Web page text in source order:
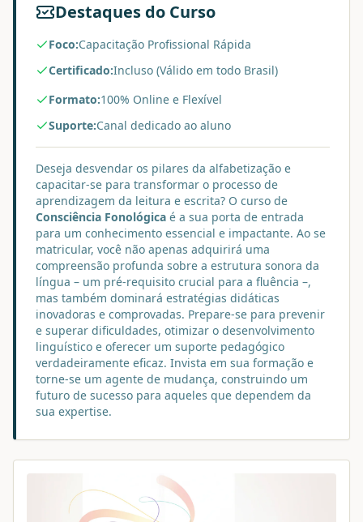
Destaques do Curso
Foco:Capacitação Profissional Rápida
Certificado:Incluso (Válido em todo Brasil)
Formato:100% Online e Flexível
Suporte:Canal dedicado ao aluno
Deseja desvendar os pilares da alfabetização e
capacitar-se para transformar o processo de
aprendizagem da leitura e escrita? O curso de
Consciência Fonológica é a sua porta de entrada
para um conhecimento essencial e impactante. Ao se
matricular, você não apenas adquirirá uma
compreensão profunda sobre a estrutura sonora da
língua – um pré-requisito crucial para a fluência –,
mas também dominará estratégias didáticas
inovadoras e comprovadas. Prepare-se para prevenir
e superar dificuldades, otimizar o desenvolvimento
linguístico e oferecer um suporte pedagógico
verdadeiramente eficaz. Invista em sua formação e
torne-se um agente de mudança, construindo um
futuro de sucesso para aqueles que dependem da
sua expertise.